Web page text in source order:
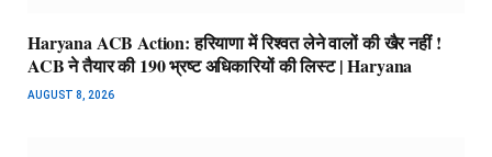
Haryana ACB Action: हरियाणा में रिश्वत लेने वालों की खैर नहीं !
ACB ने तैयार की 190 भ्रष्ट अधिकारियों की लिस्ट | Haryana
AUGUST 8, 2026